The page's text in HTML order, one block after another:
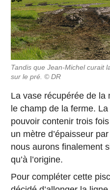
Tandis que Jean-Michel curait
sur le pré. © DR
La vase récupérée de la
le champ de la ferme.
pouvoir contenir trois
un mètre d’épaisseur
nous aurons finalement
qu’à l’origine.
Pour compléter cette